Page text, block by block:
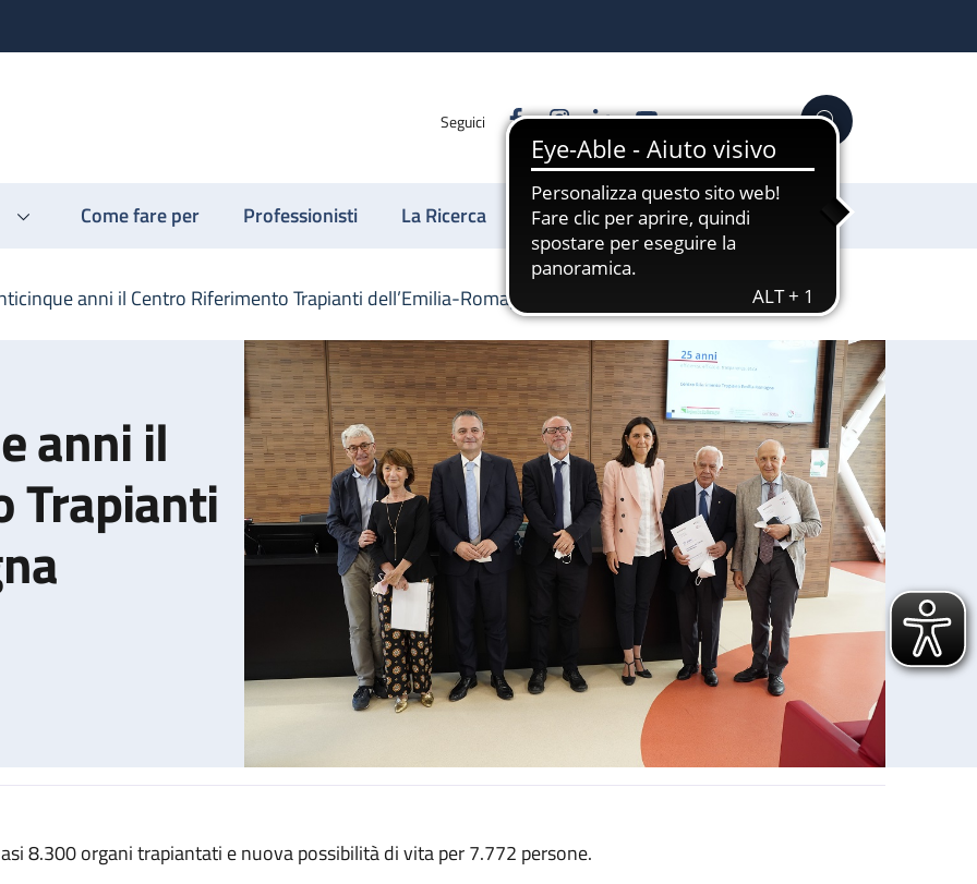
Seguici FacebookInstagram
LinkedinYouTube Cerca
Come fare per Professionisti La Ricerca Sostienici
anni il Centro Riferimento Trapianti dell’Emilia-Romagna
anni il
Trapianti
Centro Riferimento Trapianti dell’Emilia-Romagna
8.300 organi trapiantati e nuova possibilità di vita per 7.772 persone.